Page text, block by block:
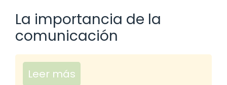
La importancia de la
comunicación
Leer más